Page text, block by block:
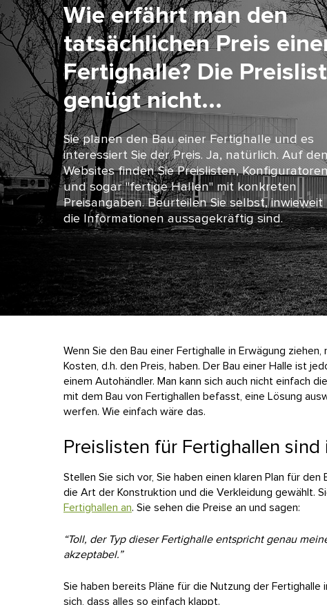
Wie erfährt man den
tatsächlichen Preis
Fertighalle? Die
genügt nicht...
Sie planen den Bau einer Fertighalle und es
interessiert Sie der Preis. Ja, natürlich. Auf den
Websites finden Sie Preislisten, Konfiguratoren
und sogar "fertige Hallen" mit konkreten
Preisangaben. Beurteilen Sie selbst, inwieweit
die Informationen aussagekräftig sind.
Wenn Sie den Bau einer Fertighalle in Erwägung
Kosten, d.h. den Preis, haben. Der Bau einer Halle ist
einem Autohändler. Man kann sich auch nicht einfach
mit dem Bau von Fertighallen befasst, eine Lösung
werfen. Wie einfach wäre das.
Preislisten für Fertighallen sind
Stellen Sie sich vor, Sie haben einen klaren Plan für
die Art der Konstruktion und die Verkleidung gewählt.
Fertighallen an. Sie sehen die Preise an und sagen:
“Toll, der Typ dieser Fertighalle entspricht genau
akzeptabel.”
Sie haben bereits Pläne für die Nutzung der Fertighalle
sich, dass alles so einfach klappt.